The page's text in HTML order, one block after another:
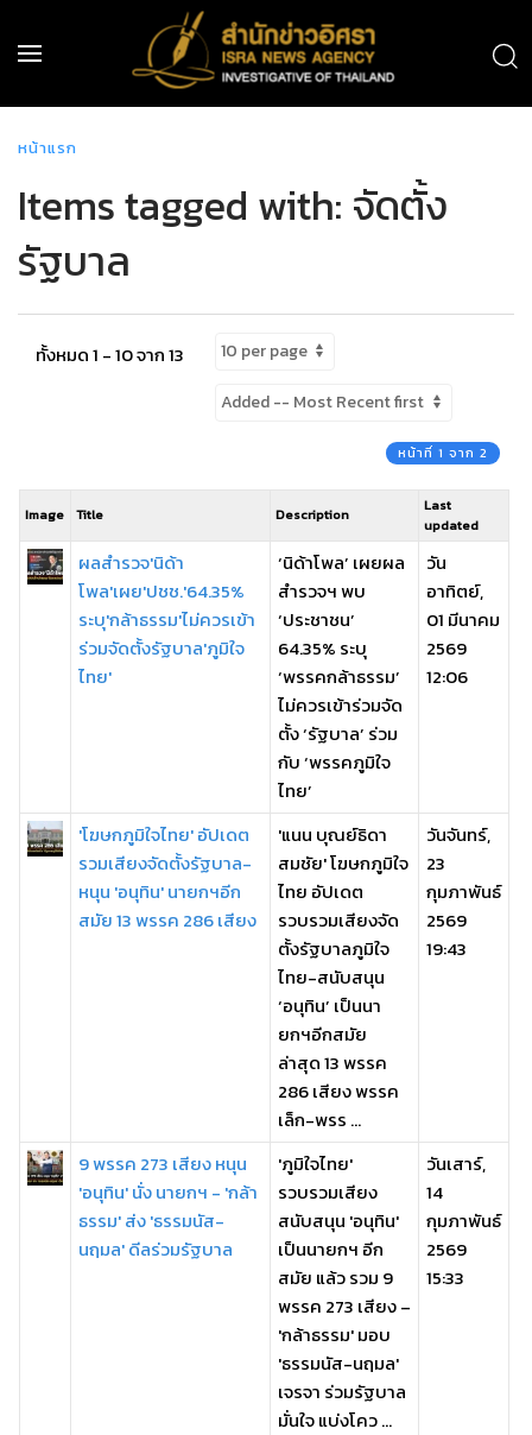
หน้าแรก
Items tagged with: จัดตั้ง
รัฐบาล
ทั้งหมด 1 - 10 จาก 13
หน้าที่ 1 จาก 2
Image Title Description
Last
updated
ผลสำรวจ'นิด้า
โพล'เผย'ปชช.'64.35%
ระบุ'กล้าธรรม'ไม่ควรเข้า
ร่วมจัดตั้งรัฐบาล'ภูมิใจ
ไทย'
‘นิด้าโพล’ เผยผล
สำรวจฯ พบ
‘ประชาชน’
64.35% ระบุ
‘พรรคกล้าธรรม’
ไม่ควรเข้าร่วมจัด
ตั้ง ‘รัฐบาล’ ร่วม
กับ ‘พรรคภูมิใจ
ไทย’
วัน
อาทิตย์,
01 มีนาคม
2569
12:06
'โฆษกภูมิใจไทย' อัปเดต
รวมเสียงจัดตั้งรัฐบาล-
หนุน 'อนุทิน' นายกฯอีก
สมัย 13 พรรค 286 เสียง
'แนน บุณย์ธิดา
สมชัย' โฆษกภูมิใจ
ไทย อัปเดต
รวบรวมเสียงจัด
ตั้งรัฐบาลภูมิใจ
ไทย-สนับสนุน
‘อนุทิน’ เป็นนา
ยกฯอีกสมัย
ล่าสุด 13 พรรค
286 เสียง พรรค
เล็ก-พรร ...
วันจันทร์,
23
กุมภาพันธ์
2569
19:43
9 พรรค 273 เสียง หนุน
'อนุทิน' นั่ง นายกฯ - 'กล้า
ธรรม' ส่ง 'ธรรมนัส-
นฤมล' ดีลร่วมรัฐบาล
'ภูมิใจไทย'
รวบรวมเสียง
สนับสนุน 'อนุทิน'
เป็นนายกฯ อีก
สมัย แล้ว รวม 9
พรรค 273 เสียง –
'กล้าธรรม' มอบ
'ธรรมนัส-นฤมล'
เจรจา ร่วมรัฐบาล
มั่นใจ แบ่งโคว ...
วันเสาร์,
14
กุมภาพันธ์
2569
15:33